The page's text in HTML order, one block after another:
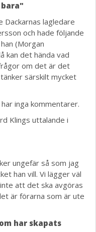
Dackarnas lagledare
och hade följande
(Morgan
kan det hända vad
om det är det
särskilt mycket
inga kommentarer.
Klings uttalande i
ungefär så som jag
han vill. Vi lägger väl
att det ska avgöras
är förarna som är ute
har skapats